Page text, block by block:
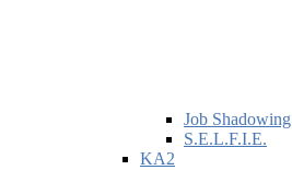
Job Shadowing
S.E.L.F.I.E.
KA2